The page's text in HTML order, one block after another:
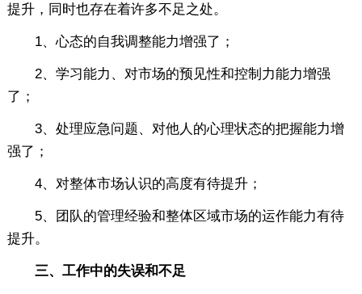
提升，同时也存在着许多不足之处。
1、心态的自我调整能力增强了；
2、学习能力、对市场的预见性和控制力能力增强
了；
3、处理应急问题、对他人的心理状态的把握能力增
强了；
4、对整体市场认识的高度有待提升；
5、团队的管理经验和整体区域市场的运作能力有待
提升。
三、工作中的失误和不足